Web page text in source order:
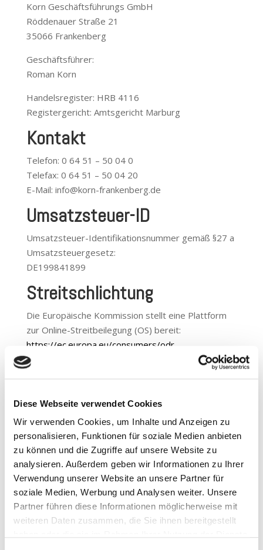
Diese Webseite verwendet Cookies
Wir verwenden Cookies, um Inhalte und Anzeigen zu
personalisieren, Funktionen für soziale Medien anbieten
zu können und die Zugriffe auf unsere Website zu
analysieren. Außerdem geben wir Informationen zu Ihrer
Verwendung unserer Website an unsere Partner für
soziale Medien, Werbung und Analysen weiter. Unsere
Partner führen diese Informationen möglicherweise mit
weiteren Daten zusammen, die Sie ihnen bereitgestellt
Korn Geschäftsführungs GmbH
Röddenauer Straße 21
35066 Frankenberg
Geschäftsführer:
Roman Korn
Handelsregister: HRB 4116
Registergericht: Amtsgericht Marburg
Kontakt
Telefon: 0 64 51 – 50 04 0
Telefax: 0 64 51 – 50 04 20
E-Mail: info@korn-frankenberg.de
Umsatzsteuer-ID
Umsatzsteuer-Identifikationsnummer gemäß §27 a
Umsatzsteuergesetz:
DE199841899
Streitschlichtung
Die Europäische Kommission stellt eine Plattform
zur Online-Streitbeilegung (OS) bereit:
https://ec.europa.eu/consumers/odr.
Unsere E-Mail-Adresse finden Sie oben im
Wir sind nicht bereit oder verpflichtet, an
Verbraucherschlichtungsstelle teilzunehmen.
Haftung für Inhalte
Als Diensteanbieter sind wir gemäß § 7 Abs.1 TMG
für eigene Inhalte auf diesen Seiten nach den
allgemeinen Gesetzen verantwortlich. Nach §§ 8 bis
10 TMG sind wir als Diensteanbieter jedoch nicht